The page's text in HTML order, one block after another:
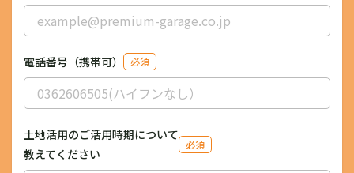
必須
電話番号（携帯可）
必須
土地活用のご活用時期について
教えてください